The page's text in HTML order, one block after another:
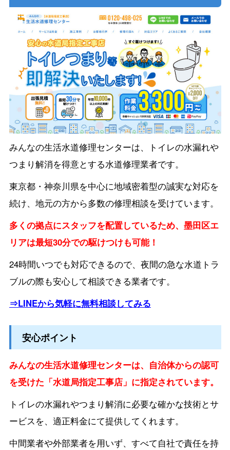
みんなの生活水道修理センターは、トイレの水漏れや
つまり解消を得意とする水道修理業者です。
東京都・神奈川県を中心に地域密着型の誠実な対応を
続け、地元の方から多数の修理相談を受けています。
多くの拠点にスタッフを配置しているため、墨田区エ
リアは最短30分での駆けつけも可能！
24時間いつでも対応できるので、夜間の急な水道トラ
ブルの際も安心して相談できる業者です。
⇒LINEから気軽に無料相談してみる
安心ポイント
みんなの生活水道修理センターは、自治体からの認可
を受けた「水道局指定工事店」に指定されています。
トイレの水漏れやつまり解消に必要な確かな技術とサ
ービスを、適正料金にて提供してくれます。
中間業者や外部業者を用いず、すべて自社で責任を持